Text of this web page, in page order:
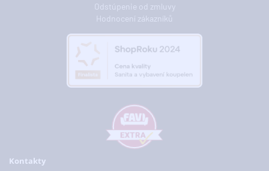
Odstúpenie od zmluvy
Hodnocení zákazníků
Kontakty